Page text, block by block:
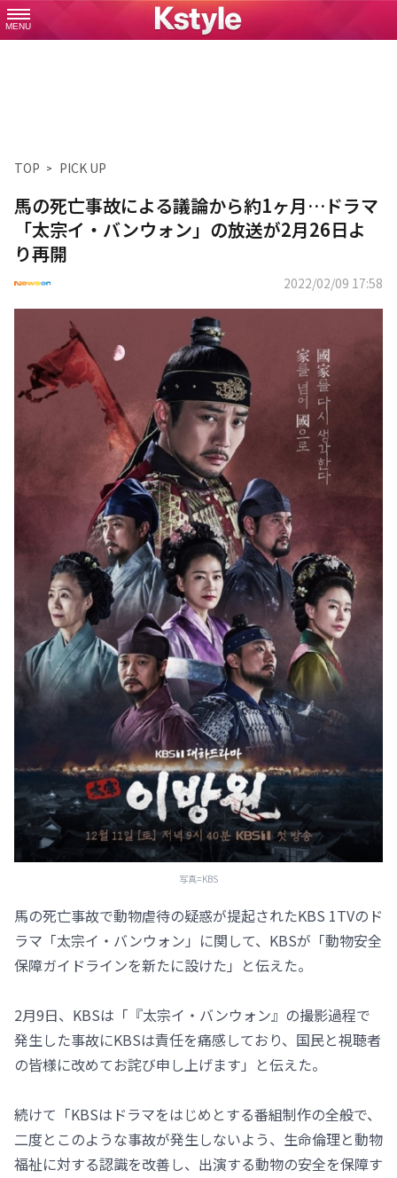
MENU
TOP PICK UP
馬の死亡事故による議論から約1ヶ月…ドラマ
「太宗イ・バンウォン」の放送が2月26日よ
り再開
2022/02/09 17:58
写真=KBS
馬の死亡事故で動物虐待の疑惑が提起されたKBS 1TVのド
ラマ「太宗イ・バンウォン」に関して、KBSが「動物安全
保障ガイドラインを新たに設けた」と伝えた。
2月9日、KBSは「『太宗イ・バンウォン』の撮影過程で
発生した事故にKBSは責任を痛感しており、国民と視聴者
の皆様に改めてお詫び申し上げます」と伝えた。
続けて「KBSはドラマをはじめとする番組制作の全般で、
二度とこのような事故が発生しないよう、生命倫理と動物
福祉に対する認識を改善し、出演する動物の安全を保障す